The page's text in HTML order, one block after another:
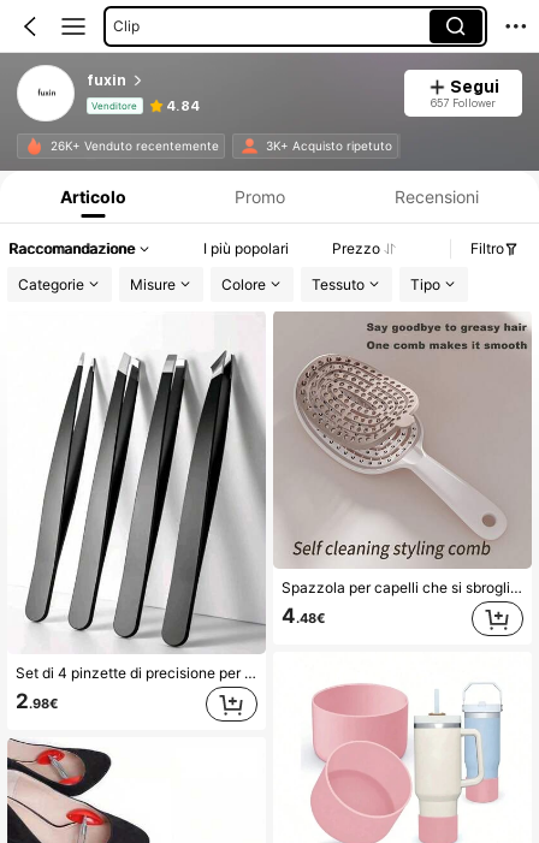
Organizzatori Di Cavi
fuxin
Venditore 4.84
Segui
657 Follower
26K+ Venduto recentemente 3K+ Acquisto ripetuto
Articolo Promo Recensioni
Raccomandazione I più popolari Prezzo
Filtro
Categorie
Misure Colore Tessuto Tipo
Set di 4 pinzette di precisione per sopracciglia, pinzette professionali in acciaio inossidabile per sopracciglia - grande precisione per rimuovere peli del viso, schegge e peli incarniti, trimmer per sopracciglia, rimozione peli del viso, tagliacapelli, forniture per barbieri, taglio di capelli, borsa, organizer, stoccaggio, accessori per capelli
2.98€
Spazzola per capelli che si sbroglia rapidamente, pettine retrattile, spazzola anti-perdita di capelli in TPE, spazzola per capelli autopulente, progettata per le donne
4.48€